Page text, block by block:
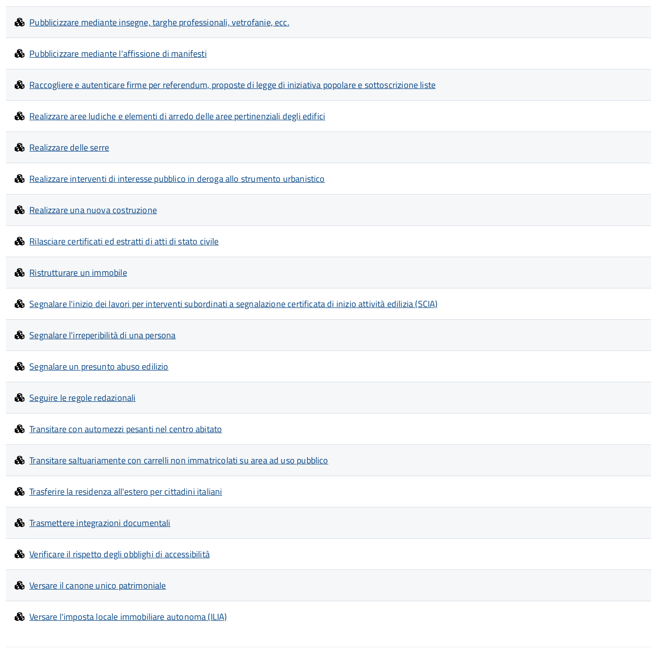
Pubblicizzare mediante insegne, targhe professionali, vetrofanie, ecc.
Pubblicizzare mediante l'affissione di manifesti
Raccogliere e autenticare firme per referendum, proposte di legge di iniziativa popolare e sottoscrizione liste
Realizzare aree ludiche e elementi di arredo delle aree pertinenziali degli edifici
Realizzare delle serre
Realizzare interventi di interesse pubblico in deroga allo strumento urbanistico
Realizzare una nuova costruzione
Rilasciare certificati ed estratti di atti di stato civile
Ristrutturare un immobile
Segnalare l'inizio dei lavori per interventi subordinati a segnalazione certificata di inizio attività edilizia (SCIA)
Segnalare l'irreperibilità di una persona
Segnalare un presunto abuso edilizio
Seguire le regole redazionali
Transitare con automezzi pesanti nel centro abitato
Transitare saltuariamente con carrelli non immatricolati su area ad uso pubblico
Trasferire la residenza all'estero per cittadini italiani
Trasmettere integrazioni documentali
Verificare il rispetto degli obblighi di accessibilità
Versare il canone unico patrimoniale
Versare l'imposta locale immobiliare autonoma (ILIA)